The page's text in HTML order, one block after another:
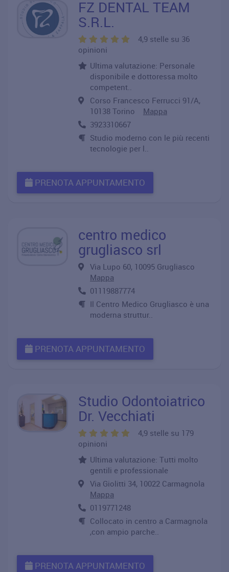
FZ DENTAL TEAM
S.R.L.
4,9 stelle su 36
opinioni
Ultima valutazione: Personale
disponibile e dottoressa molto
competent..
Corso Francesco Ferrucci 91/A,
10138 Torino Mappa
3923310667
Studio moderno con le più recenti
tecnologie per l..
PRENOTA APPUNTAMENTO
centro medico
grugliasco srl
Via Lupo 60, 10095 Grugliasco
Mappa
01119887774
Il Centro Medico Grugliasco è una
moderna struttur..
PRENOTA APPUNTAMENTO
Studio Odontoiatrico
Dr. Vecchiati
4,9 stelle su 179
opinioni
Ultima valutazione: Tutti molto
gentili e professionale
Via Giolitti 34, 10022 Carmagnola
Mappa
0119771248
Collocato in centro a Carmagnola
,con ampio parche..
PRENOTA APPUNTAMENTO